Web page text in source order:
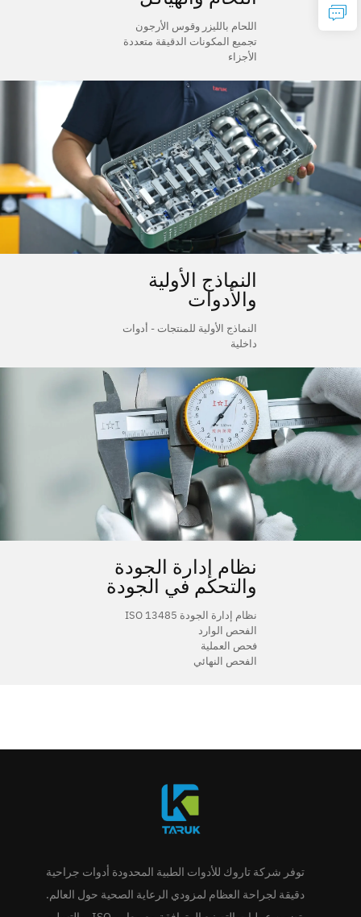
اللحام بالليزر وقوس الأرجون
تجميع المكونات الدقيقة متعددة
الأجزاء
النماذج الأولية
والأدوات
النماذج الأولية للمنتجات - أدوات
داخلية
نظام إدارة الجودة
والتحكم في الجودة
نظام إدارة الجودة ISO 13485
الفحص الوارد
فحص العملية
الفحص النهائي
توفر شركة تاروك للأدوات الطبية المحدودة أدوات جراحية
دقيقة لجراحة العظام لمزودي الرعاية الصحية حول العالم.